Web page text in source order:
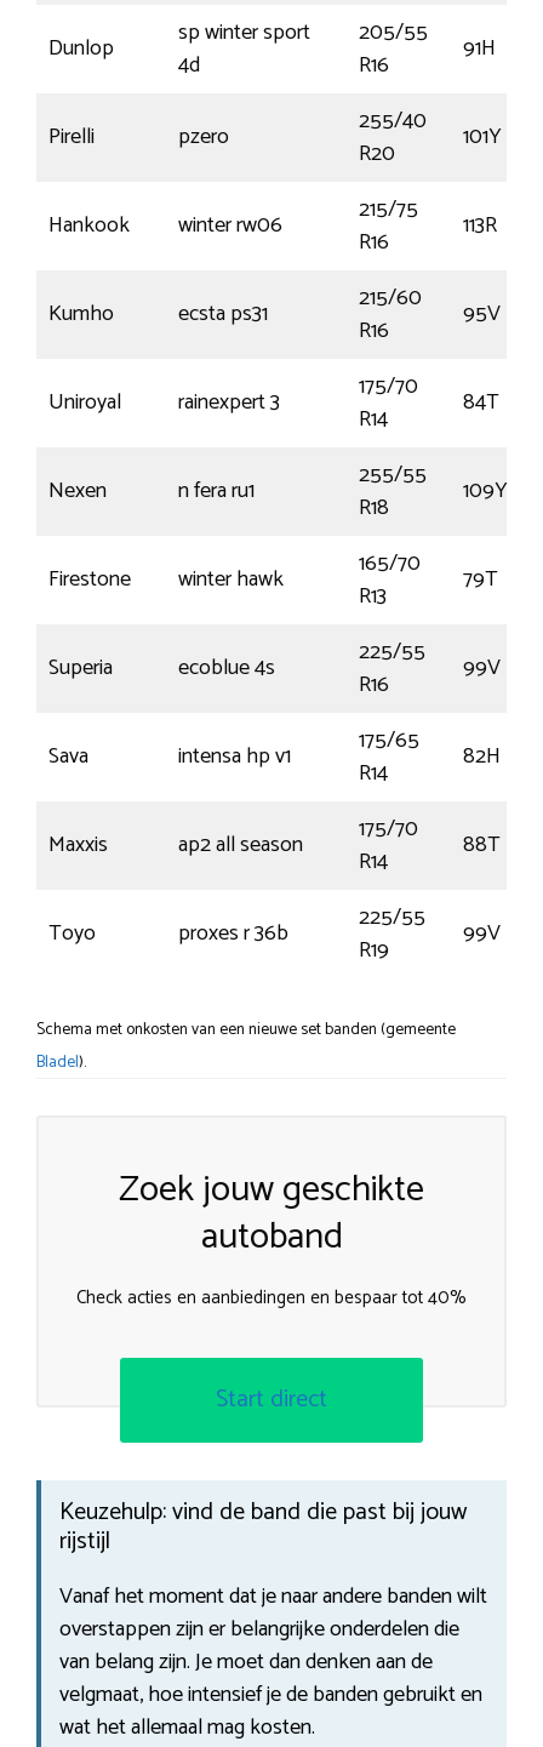
Dunlop
sp winter sport
4d
205/55
R16
91H
Pirelli pzero
255/40
R20
101Y
Hankook winter rw06
215/75
R16
113R
Kumho ecsta ps31
215/60
R16
95V
Uniroyal rainexpert 3
175/70
R14
84T
Nexen n fera ru1
255/55
R18
109Y
Firestone winter hawk
165/70
R13
79T
Superia ecoblue 4s
225/55
R16
99V
Sava intensa hp v1
175/65
R14
82H
Maxxis ap2 all season
175/70
R14
88T
Toyo proxes r 36b
225/55
R19
99V
Schema met onkosten van een nieuwe set banden (gemeente
Bladel).
Zoek jouw geschikte
autoband
Check acties en aanbiedingen en bespaar tot 40%
Start direct
Keuzehulp: vind de band die past bij jouw
rijstijl
Vanaf het moment dat je naar andere banden wilt
overstappen zijn er belangrijke onderdelen die
van belang zijn. Je moet dan denken aan de
velgmaat, hoe intensief je de banden gebruikt en
wat het allemaal mag kosten.